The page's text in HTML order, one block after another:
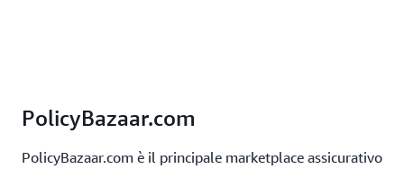
PolicyBazaar.com
PolicyBazaar.com è il principale marketplace assicurativo